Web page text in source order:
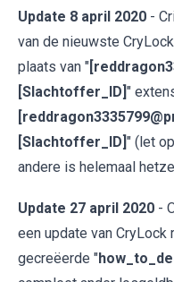
Update 8 april 2020 -
van de nieuwste
plaats van "
[Slachtoffer_ID]"
[Slachtoffer_ID]" (let
andere is helemaal
Update 27 april 2020 -
een update van CryLock
gecreëerde "